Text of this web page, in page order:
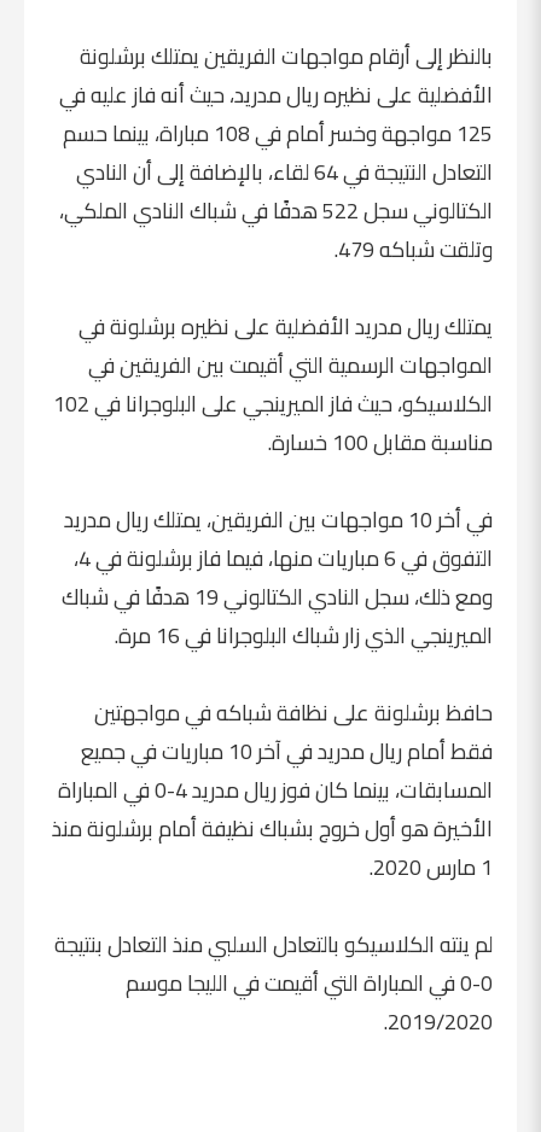
بالنظر إلى أرقام مواجهات الفريقين يمتلك برشلونة
الأفضلية على نظيره ريال مدريد، حيث أنه فاز عليه في
125 مواجهة وخسر أمام في 108 مباراة، بينما حسم
التعادل النتيجة في 64 لقاء، بالإضافة إلى أن النادي
الكتالوني سجل 522 هدفًا في شباك النادي الملكي،
وتلقت شباكه 479.
يمتلك ريال مدريد الأفضلية على نظيره برشلونة في
المواجهات الرسمية التي أقيمت بين الفريقين في
الكلاسيكو، حيث فاز الميرينجي على البلوجرانا في 102
مناسبة مقابل 100 خسارة.
في أخر 10 مواجهات بين الفريقين، يمتلك ريال مدريد
التفوق في 6 مباريات منها، فيما فاز برشلونة في 4،
ومع ذلك، سجل النادي الكتالوني 19 هدفًا في شباك
الميرينجي الذي زار شباك البلوجرانا في 16 مرة.
حافظ برشلونة على نظافة شباكه في مواجهتين
فقط أمام ريال مدريد في آخر 10 مباريات في جميع
المسابقات، بينما كان فوز ريال مدريد 4-0 في المباراة
الأخيرة هو أول خروج بشباك نظيفة أمام برشلونة منذ
1 مارس 2020.
لم ينته الكلاسيكو بالتعادل السلبي منذ التعادل بنتيجة
0-0 في المباراة التي أقيمت في الليجا موسم
2019/2020.